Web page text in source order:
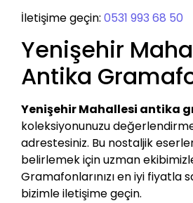
İletişime geçin: 0531 993 68 50
Yenişehir
Antika
Yenişehir Mahallesi antika
koleksiyonunuzu
adrestesiniz. Bu nostaljik
belirlemek için uzman
Gramafonlarınızı en iyi fiyatla
bizimle iletişime geçin.